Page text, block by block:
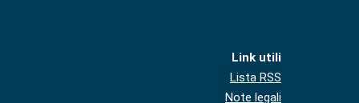
Link utili
Lista RSS
Note legali